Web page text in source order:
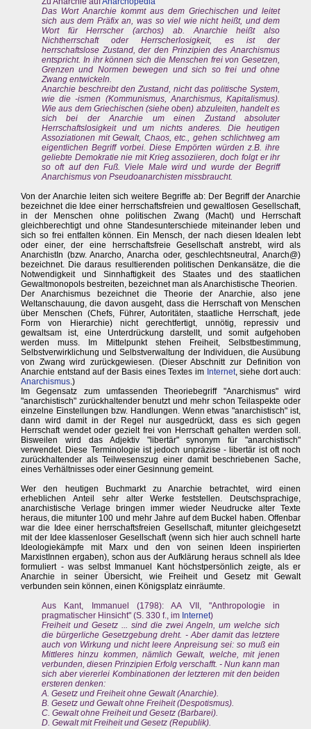
Das Wort Anarchie kommt aus dem Griechischen und leitet
sich aus dem Präfix an, was so viel wie nicht heißt, und dem
Wort für Herrscher (archos) ab. Anarchie heißt also
Nichtherrschaft oder Herrscherlosigkeit, es ist der
herrschaftslose Zustand, der den Prinzipien des Anarchismus
entspricht. In ihr können sich die Menschen frei von Gesetzen,
Grenzen und Normen bewegen und sich so frei und ohne
Zwang entwickeln.
Anarchie beschreibt den Zustand, nicht das politische System,
wie die -ismen (Kommunismus, Anarchismus, Kapitalismus).
Wie aus dem Griechischen (siehe oben) abzuleiten, handelt es
sich bei der Anarchie um einen Zustand absoluter
Herrschaftslosigkeit und um nichts anderes. Die heutigen
Assoziationen mit Gewalt, Chaos, etc., gehen schlichtweg am
eigentlichen Begriff vorbei. Diese Empörten würden z.B. ihre
geliebte Demokratie nie mit Krieg assoziieren, doch folgt er ihr
so oft auf den Fuß. Viele Male wird und wurde der Begriff
Anarchismus von Pseudoanarchisten missbraucht.
Von der Anarchie leiten sich weitere Begriffe ab: Der Begriff der Anarchie
bezeichnet die Idee einer herrschaftsfreien und gewaltlosen Gesellschaft,
in der Menschen ohne politischen Zwang (Macht) und Herrschaft
gleichberechtigt und ohne Standesunterschiede miteinander leben und
sich so frei entfalten können. Ein Mensch, der nach diesen Idealen lebt
oder einer, der eine herrschaftsfreie Gesellschaft anstrebt, wird als
AnarchistIn (bzw. Anarcho, Anarcha oder, geschlechtsneutral, Anarch@)
bezeichnet. Die daraus resultierenden politischen Denkansätze, die die
Notwendigkeit und Sinnhaftigkeit des Staates und des staatlichen
Gewaltmonopols bestreiten, bezeichnet man als Anarchistische Theorien.
Der Anarchismus bezeichnet die Theorie der Anarchie, also jene
Weltanschauung, die davon ausgeht, dass die Herrschaft von Menschen
über Menschen (Chefs, Führer, Autoritäten, staatliche Herrschaft, jede
Form von Hierarchie) nicht gerechtfertigt, unnötig, repressiv und
gewaltsam ist, eine Unterdrückung darstellt, und somit aufgehoben
werden muss. Im Mittelpunkt stehen Freiheit, Selbstbestimmung,
Selbstverwirklichung und Selbstverwaltung der Individuen, die Ausübung
von Zwang wird zurückgewiesen. (Dieser Abschnitt zur Definition von
Anarchie entstand auf der Basis eines Textes im Internet, siehe dort auch:
Anarchismus.)
Im Gegensatz zum umfassenden Theoriebegriff "Anarchismus" wird
"anarchistisch" zurückhaltender benutzt und mehr schon Teilaspekte oder
einzelne Einstellungen bzw. Handlungen. Wenn etwas "anarchistisch" ist,
dann wird damit in der Regel nur ausgedrückt, dass es sich gegen
Herrschaft wendet oder gezielt frei von Herrschaft gehalten werden soll.
Bisweilen wird das Adjektiv "libertär" synonym für "anarchistisch"
verwendet. Diese Terminologie ist jedoch unpräzise - libertär ist oft noch
zurückhaltender als Teilwesenszug einer damit beschriebenen Sache,
eines Verhältnisses oder einer Gesinnung gemeint.
Wer den heutigen Buchmarkt zu Anarchie betrachtet, wird einen
erheblichen Anteil sehr alter Werke feststellen. Deutschsprachige,
anarchistische Verlage bringen immer wieder Neudrucke alter Texte
heraus, die mitunter 100 und mehr Jahre auf dem Buckel haben. Offenbar
war die Idee einer herrschaftsfreien Gesellschaft, mitunter gleichgesetzt
mit der Idee klassenloser Gesellschaft (wenn sich hier auch schnell harte
Ideologiekämpfe mit Marx und den von seinen Ideen inspirierten
MarxistInnen ergaben), schon aus der Aufklärung heraus schnell als Idee
formuliert - was selbst Immanuel Kant höchstpersönlich zeigte, als er
Anarchie in seiner Übersicht, wie Freiheit und Gesetz mit Gewalt
verbunden sein können, einen Königsplatz einräumte.
Aus Kant, Immanuel (1798): AA VII, "Anthropologie in
pragmatischer Hinsicht" (S. 330 f., im Internet)
Freiheit und Gesetz ... sind die zwei Angeln, um welche sich
die bürgerliche Gesetzgebung dreht. - Aber damit das letztere
auch von Wirkung und nicht leere Anpreisung sei: so muß ein
Mittleres hinzu kommen, nämlich Gewalt, welche, mit jenen
verbunden, diesen Prinzipien Erfolg verschafft. - Nun kann man
sich aber viererlei Kombinationen der letzteren mit den beiden
ersteren denken:
A. Gesetz und Freiheit ohne Gewalt (Anarchie).
B. Gesetz und Gewalt ohne Freiheit (Despotismus).
C. Gewalt ohne Freiheit und Gesetz (Barbarei).
D. Gewalt mit Freiheit und Gesetz (Republik).